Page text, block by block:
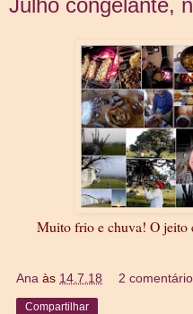
Julho congelante,
Muito frio e chuva! O jeito
Ana às 14.7.18 2
Compartilhar